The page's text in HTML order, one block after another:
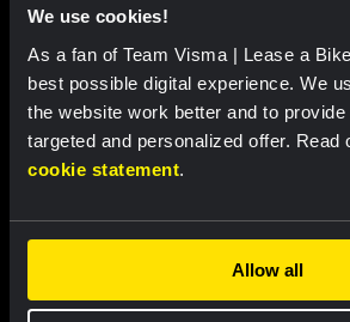
We use cookies!
As a fan of Team Visma | Lease a
best possible digital experience. We
the website work better and to
targeted and personalized offer. Read
cookie statement.
Allow all
RACE REPORT |
laatste kilometers Grand
Denain, Zingle vijfde